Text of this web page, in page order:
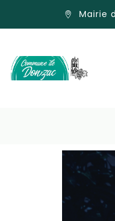
Mairie